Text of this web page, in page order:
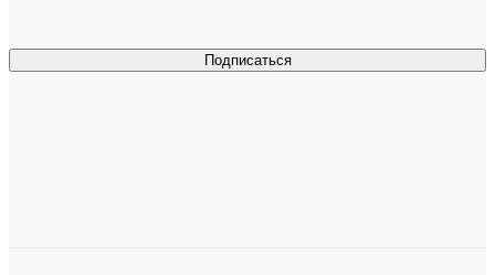
Подписаться